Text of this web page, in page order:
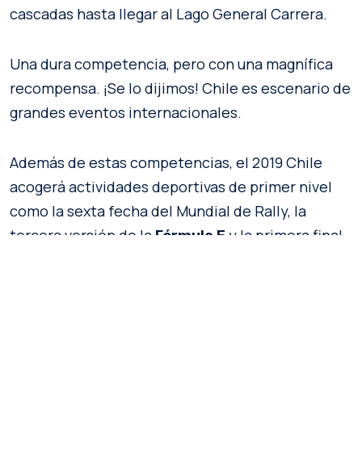
cascadas hasta llegar al Lago General Carrera.
Una dura competencia, pero con una magnífica
recompensa. ¡Se lo dijimos! Chile es escenario de
grandes eventos internacionales.
Además de estas competencias, el 2019 Chile
acogerá actividades deportivas de primer nivel
como la sexta fecha del Mundial de Rally, la
tercera versión de la Fórmula E y la primera final